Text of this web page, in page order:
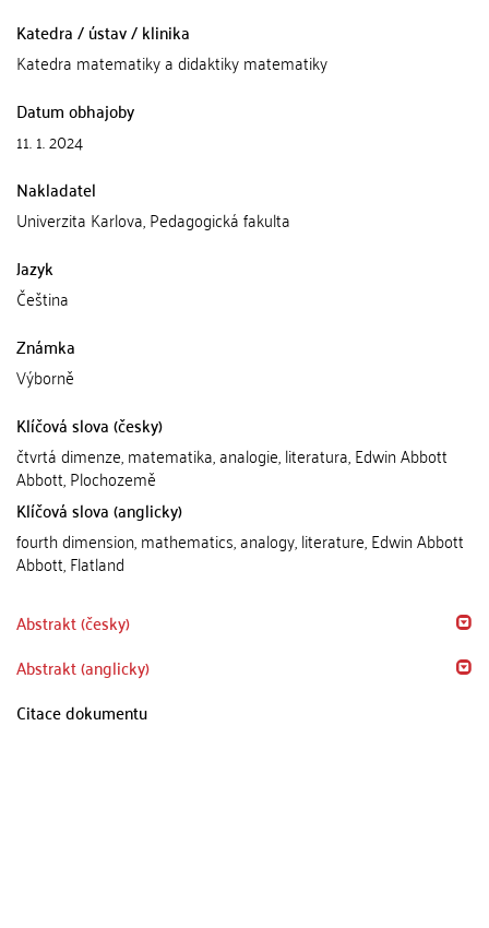
Katedra / ústav / klinika
Katedra matematiky a didaktiky matematiky
Datum obhajoby
11. 1. 2024
Nakladatel
Univerzita Karlova, Pedagogická fakulta
Jazyk
Čeština
Známka
Výborně
Klíčová slova (česky)
čtvrtá dimenze, matematika, analogie, literatura, Edwin Abbott
Abbott, Plochozemě
Klíčová slova (anglicky)
fourth dimension, mathematics, analogy, literature, Edwin Abbott
Abbott, Flatland
Abstrakt (česky)
Abstrakt (anglicky)
Citace dokumentu